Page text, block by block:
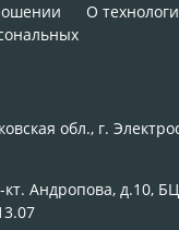
О
обл., г.
Андропова, д.10, БЦ